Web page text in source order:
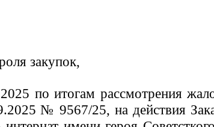
закупок,
по итогам рассмотрения
№ 9567/25, на действия